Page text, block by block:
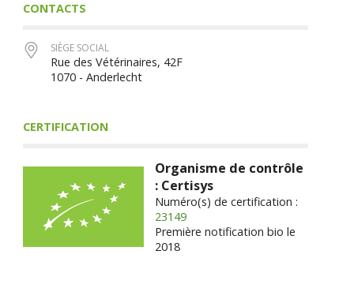
CONTACTS
SIÈGE SOCIAL
Rue des Vétérinaires, 42F
1070 - Anderlecht
CERTIFICATION
Organisme de contrôle
: Certisys
Numéro(s) de certification :
23149
Première notification bio le
2018